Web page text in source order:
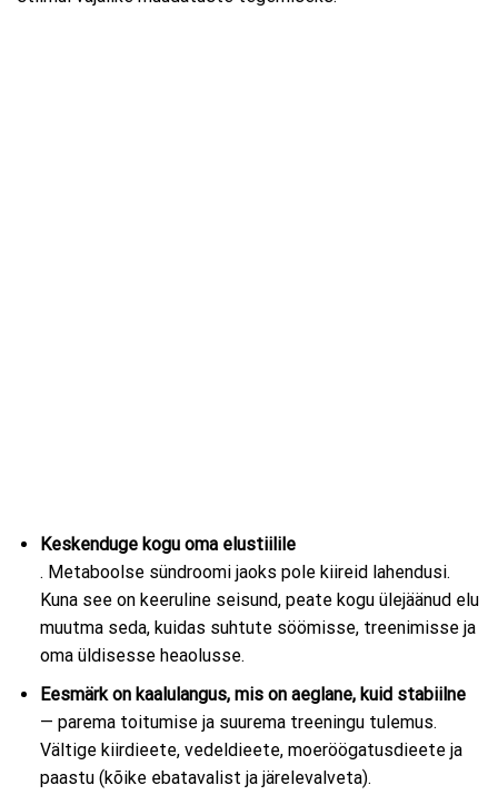
Keskenduge kogu oma elustiilile
. Metaboolse sündroomi jaoks pole kiireid lahendusi.
Kuna see on keeruline seisund, peate kogu ülejäänud elu
muutma seda, kuidas suhtute söömisse, treenimisse ja
oma üldisesse heaolusse.
Eesmärk on kaalulangus, mis on aeglane, kuid stabiilne
— parema toitumise ja suurema treeningu tulemus.
Vältige kiirdieete, vedeldieete, moeröögatusdieete ja
paastu (kõike ebatavalist ja järelevalveta).